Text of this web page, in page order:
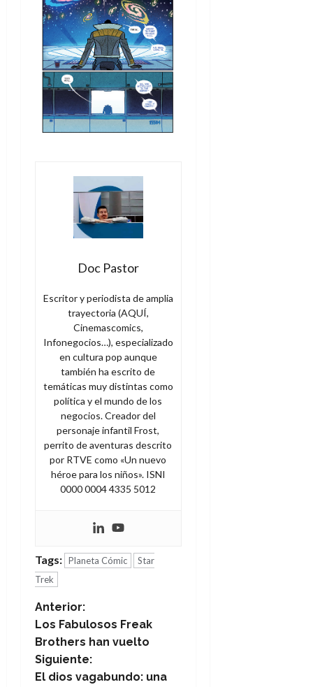
Doc Pastor
Escritor y periodista de amplia
trayectoria (AQUÍ,
Cinemascomics,
Infonegocios…), especializado
en cultura pop aunque
también ha escrito de
temáticas muy distintas como
política y el mundo de los
negocios. Creador del
personaje infantil Frost,
perrito de aventuras descrito
por RTVE como «Un nuevo
héroe para los niños». ISNI
0000 0004 4335 5012
Tags: Planeta Cómic
Star
Trek
N
a
v
Anterior:
Los Fabulosos Freak
Brothers han vuelto
Siguiente:
El dios vagabundo: una